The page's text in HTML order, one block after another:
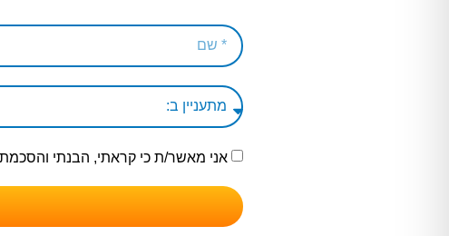
אני מאשר/ת כי קראתי, הבנתי